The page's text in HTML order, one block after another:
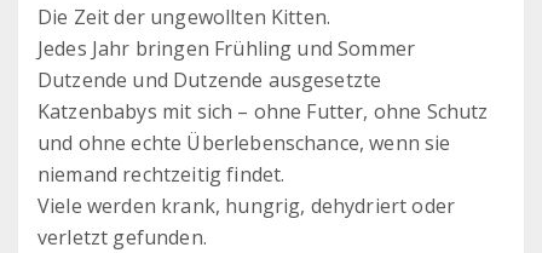
Die Zeit der ungewollten Kitten.
Jedes Jahr bringen Frühling und Sommer
Dutzende und Dutzende ausgesetzte
Katzenbabys mit sich – ohne Futter, ohne Schutz
und ohne echte Überlebenschance, wenn sie
niemand rechtzeitig findet.
Viele werden krank, hungrig, dehydriert oder
verletzt gefunden.